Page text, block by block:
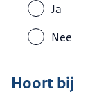
Ja
Nee
Hoort bij